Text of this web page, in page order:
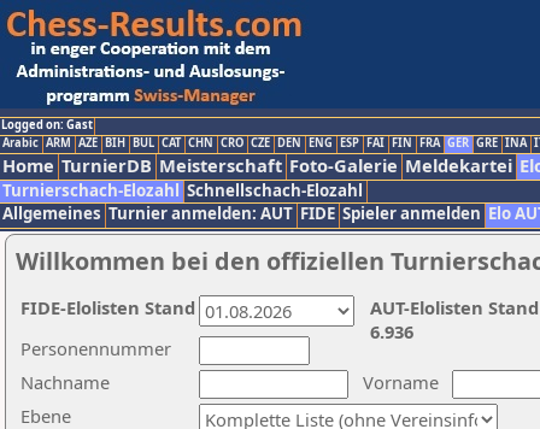
Logged on: Gast
Arabic ARM AZE BIH BUL CAT CHN CRO CZE DEN ENG ESP FAI FIN FRA GER GRE INA
Home TurnierDB Meisterschaft Foto-Galerie Meldekartei
Turnierschach-Elozahl Schnellschach-Elozahl
Allgemeines Turnier anmelden: AUT FIDE Spieler anmelden Elo
Willkommen bei den offiziellen
Nachname
Vorname
Ebene
Personennummer
AUT-Elolisten
6.936
FIDE-Elolisten Stand